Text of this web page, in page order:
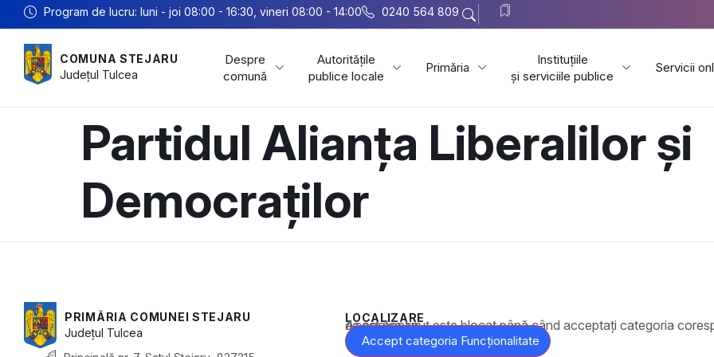
Program de lucru: luni - joi 08:00 - 16:30, vineri 08:00 - 14:00 0240 564 809
COMUNA STEJARU
Județul Tulcea
Despre
comună
Autoritățile
publice locale
Primăria
Instituțiile
și serviciile publice
Servicii
Partidul Alianța Liberalilor și
Democraților
PRIMĂRIA COMUNEI STEJARU
Județul Tulcea
LOCALIZARE
Acest conținut este blocat până când acceptați categoria corespunzătoare de cookie-uri.
Accept categoria Funcționalitate